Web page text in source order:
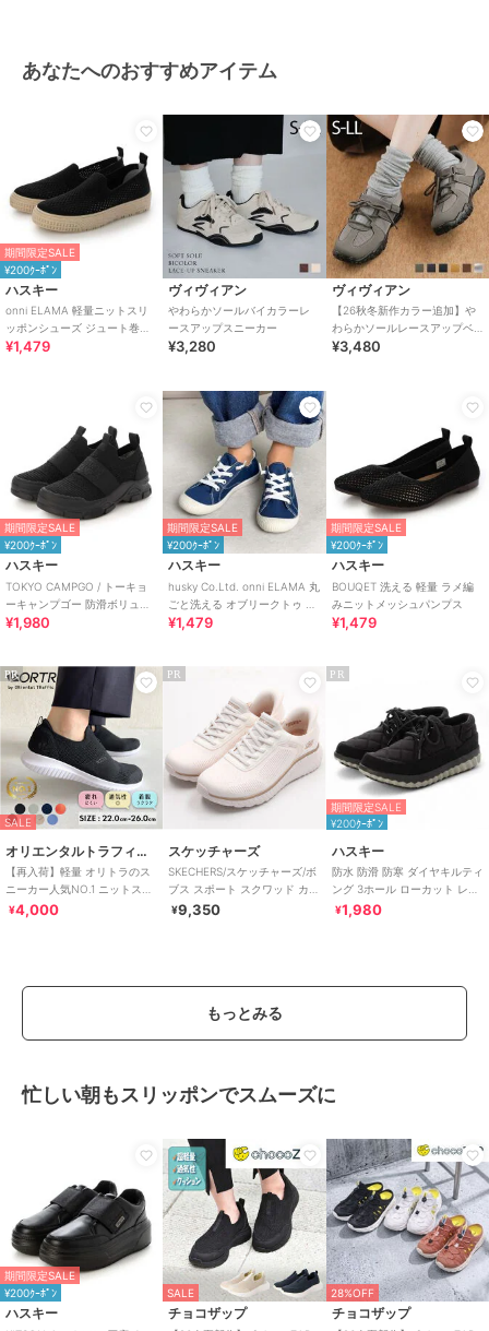
あなたへのおすすめアイテム
期間限定SALE
¥200ｸｰﾎﾟﾝ
ハスキー
onni ELAMA 軽量ニットスリ
ッポンシューズ ジュート巻き
風 エスパドリーユ
¥1,479
ヴィヴィアン
やわらかソールバイカラーレ
ースアップスニーカー
¥3,280
ヴィヴィアン
【26秋冬新作カラー追加】や
わらかソールレースアップベ
ルトスニーカー
¥3,480
期間限定SALE
¥200ｸｰﾎﾟﾝ
ハスキー
TOKYO CAMPGO / トーキョ
ーキャンプゴー 防滑ボリュー
ムソール 防水スリッポンスニ
¥1,980
期間限定SALE
¥200ｸｰﾎﾟﾝ
ハスキー
husky Co.Ltd. onni ELAMA 丸
ごと洗える オブリークトゥ ス
ニーカー
¥1,479
期間限定SALE
¥200ｸｰﾎﾟﾝ
ハスキー
BOUQET 洗える 軽量 ラメ編
みニットメッシュパンプス
¥1,479
PR
SALE
オリエンタルトラフィック
【再入荷】軽量 オリトラのス
ニーカー人気NO.1 ニットスニ
ーカー スリッポン /3709
¥4,000
PR
スケッチャーズ
SKECHERS/スケッチャーズ/ボ
ブス スポート スクワッド カオ
ス/SLIP-INS
¥9,350
PR
期間限定SALE
¥200ｸｰﾎﾟﾝ
ハスキー
防水 防滑 防寒 ダイヤキルティ
ング 3ホール ローカット レー
スアップ スニーカー
¥1,980
もっとみる
忙しい朝もスリッポンでスムーズに
期間限定SALE
¥200ｸｰﾎﾟﾝ
ハスキー
SALE
チョコザップ
28%OFF
チョコザップ